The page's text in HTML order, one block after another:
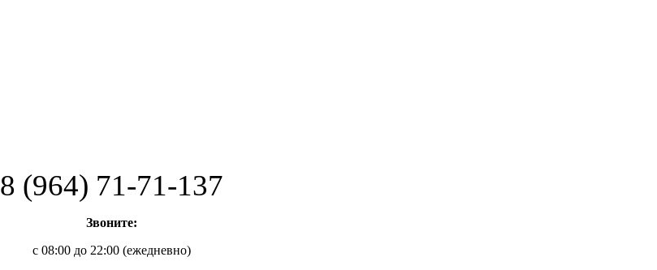
8 (964) 71-71-137
Звоните:
с 08:00 до 22:00 (ежедневно)